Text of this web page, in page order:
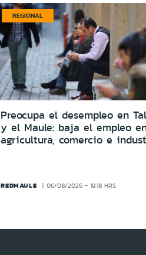
REGIONAL
Preocupa el desempleo en
y el Maule: baja el empleo
agricultura, comercio e
REDMAULE 06/08/2026 - 19:18 HRS